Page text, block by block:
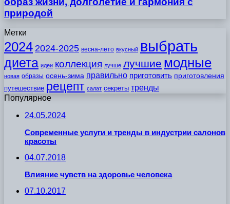
природой
Метки
2024 2024-2025 весна-лето вкусный выбрать
диета идеи коллекция лучше лучшие модные
новая образы осень-зима правильно приготовить приготовления
путешествие рецепт салат секреты тренды
Популярное
24.05.2024
Современные услуги и тренды в индустрии салонов
красоты
04.07.2018
Влияние чувств на здоровье человека
07.10.2017